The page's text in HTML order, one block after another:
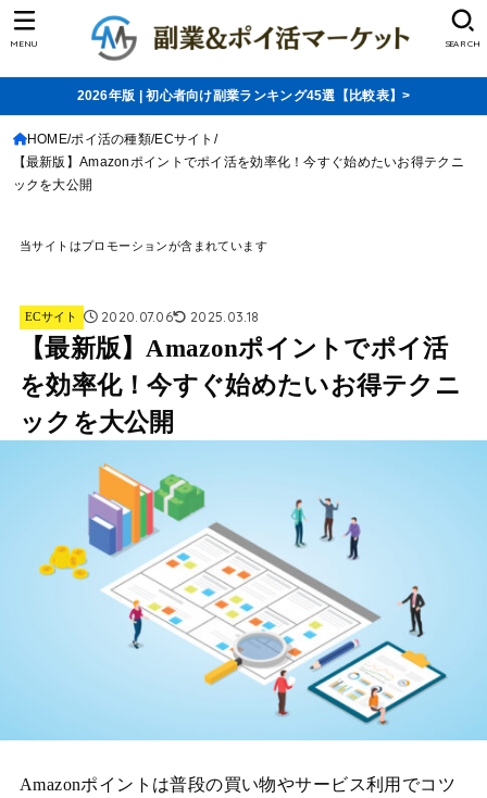
SEARCH
MENU
2026年版 | 初心者向け副業ランキング45選【比較表】>
HOME ポイ活の種類 ECサイト
【最新版】Amazonポイントでポイ活を効率化！今すぐ始めたいお得テクニ
ックを大公開
当サイトはプロモーションが含まれています
ECサイト 2020.07.06 2025.03.18
【最新版】Amazonポイントでポイ活
を効率化！今すぐ始めたいお得テクニ
ックを大公開
Amazonポイントは普段の買い物やサービス利用でコツ